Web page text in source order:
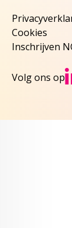
Cookies
Inschrijven
Volg ons op